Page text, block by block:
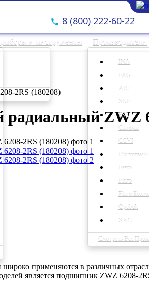
8 (800) 222-60-22
и инструменты Производители
INA
FAG
ART
SKF
FST
Camozzi
CCVI
Dichtomatik
Festo
Fluro
Fluro
Optibelt
SMC
Смотреть Все
2RS (180208)
ZWZ
применяются в различных
является подшипник ZWZ 6208-